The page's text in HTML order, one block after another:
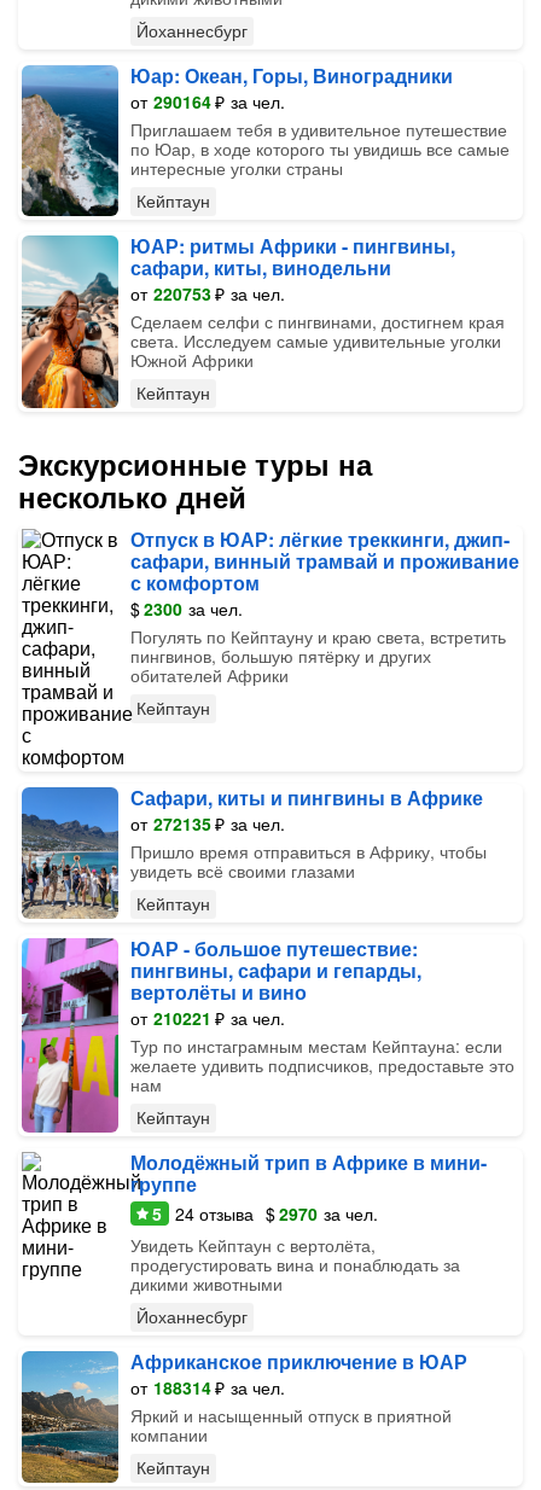
Йоханнесбург
Юар: Океан, Горы, Виноградники
от 290164₽ за чел.
Приглашаем тебя в удивительное путешествие
по Юар, в ходе которого ты увидишь все самые
интересные уголки страны
Кейптаун
ЮАР: ритмы Африки - пингвины,
сафари, киты, винодельни
от 220753₽ за чел.
Сделаем селфи с пингвинами, достигнем края
света. Исследуем самые удивительные уголки
Южной Африки
Кейптаун
Экскурсионные туры на
несколько дней
Отпуск в ЮАР: лёгкие треккинги, джип-
сафари, винный трамвай и проживание
с комфортом
$2300 за чел.
Погулять по Кейптауну и краю света, встретить
пингвинов, большую пятёрку и других
обитателей Африки
Кейптаун
Сафари, киты и пингвины в Африке
от 272135₽ за чел.
Пришло время отправиться в Африку, чтобы
увидеть всё своими глазами
Кейптаун
ЮАР - большое путешествие:
пингвины, сафари и гепарды,
вертолёты и вино
от 210221 ₽ за чел.
Тур по инстаграмным местам Кейптауна: если
желаете удивить подписчиков, предоставьте это
нам
Кейптаун
Молодёжный трип в Африке в мини-
группе
5 24 отзыва $2970 за чел.
Увидеть Кейптаун с вертолёта,
продегустировать вина и понаблюдать за
дикими животными
Йоханнесбург
Африканское приключение в ЮАР
от 188314₽ за чел.
Яркий и насыщенный отпуск в приятной
компании
Кейптаун